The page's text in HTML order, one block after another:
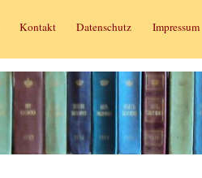
Kontakt Datenschutz Impressum